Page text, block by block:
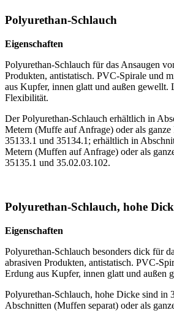
Polyurethan-Schlauch
Eigenschaften
Polyurethan-Schlauch für das Ansaugen
Produkten, antistatisch. PVC-Spirale und
aus Kupfer, innen glatt und außen gewellt.
Flexibilität.
Der Polyurethan-Schlauch erhältlich in
Metern (Muffe auf Anfrage) oder als
35133.1 und 35134.1; erhältlich in
Metern (Muffen auf Anfrage) oder als
35135.1 und 35.02.03.102.
Polyurethan-Schlauch, hohe
Eigenschaften
Polyurethan-Schlauch besonders dick für
abrasiven Produkten, antistatisch. PVC-
Erdung aus Kupfer, innen glatt und außen
Polyurethan-Schlauch, hohe Dicke sind in
Abschnitten (Muffen separat) oder als